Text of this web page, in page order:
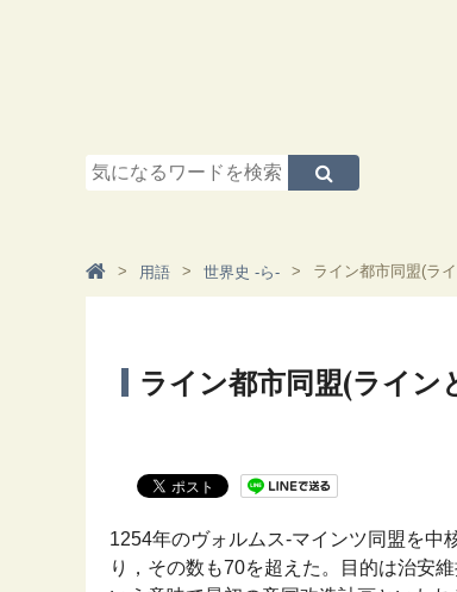
用語 世界史 -ら- ライン都市同盟(ラ
ライン都市同盟(ライン
1254年のヴォルムス‐マインツ同盟を
り，その数も70を超えた。目的は治安